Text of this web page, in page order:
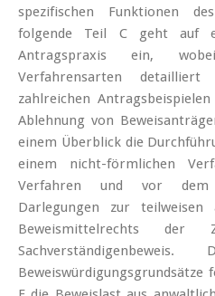
spezifischen Funktionen
folgende Teil C geht auf
Antragspraxis ein,
Verfahrensarten
zahlreichen
Ablehnung von
einem Überblick die
einem nicht-förmlichen
Verfahren und vor dem
Darlegungen zur teilweisen
Beweismittelrechts